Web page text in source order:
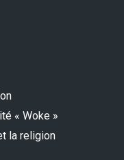
« Woke »
la religion